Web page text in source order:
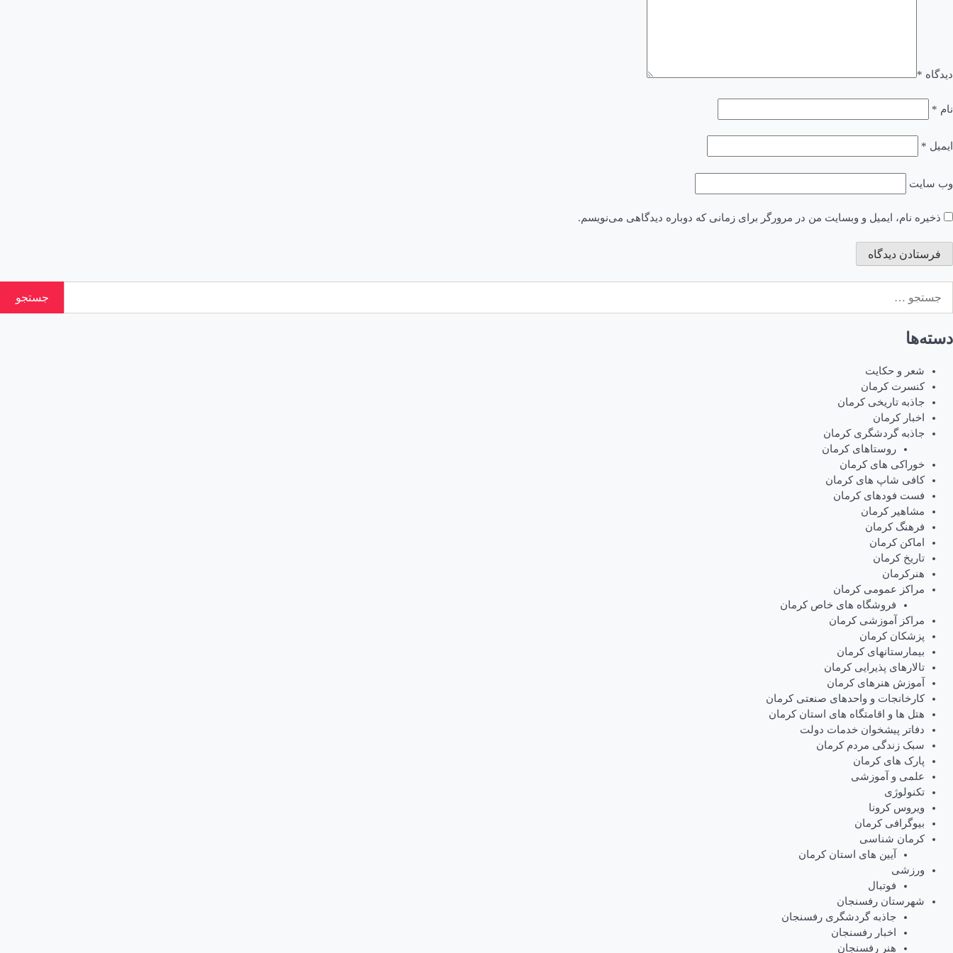
دیدگاه *
نام *
ایمیل *
وب‌ سایت
ذخیره نام، ایمیل و وبسایت من در مرورگر برای زمانی که دوباره دیدگاهی می‌نویسم.
برای:
دسته‌ها
شعر و حکایت
کنسرت کرمان
جاذبه تاریخی کرمان
اخبار کرمان
جاذبه گردشگری کرمان
روستاهای کرمان
خوراکی های کرمان
کافی شاپ های کرمان
فست فودهای کرمان
مشاهیر کرمان
فرهنگ کرمان
اماکن کرمان
تاریخ کرمان
هنرکرمان
مراکز عمومی کرمان
فروشگاه های خاص کرمان
مراکز آموزشی کرمان
پزشکان کرمان
بیمارستانهای کرمان
تالارهای پذیرایی کرمان
آموزش هنرهای کرمان
کارخانجات و واحدهای صنعتی کرمان
هتل ها و اقامتگاه های استان کرمان
دفاتر پیشخوان خدمات دولت
سبک زندگی مردم کرمان
پارک های کرمان
علمی و آموزشی
تکنولوژی
ویروس کرونا
بیوگرافی کرمان
کرمان شناسی
آیین های استان کرمان
ورزشی
فوتبال
شهرستان رفسنجان
جاذبه گردشگری رفسنجان
اخبار رفسنجان
هنر رفسنجان